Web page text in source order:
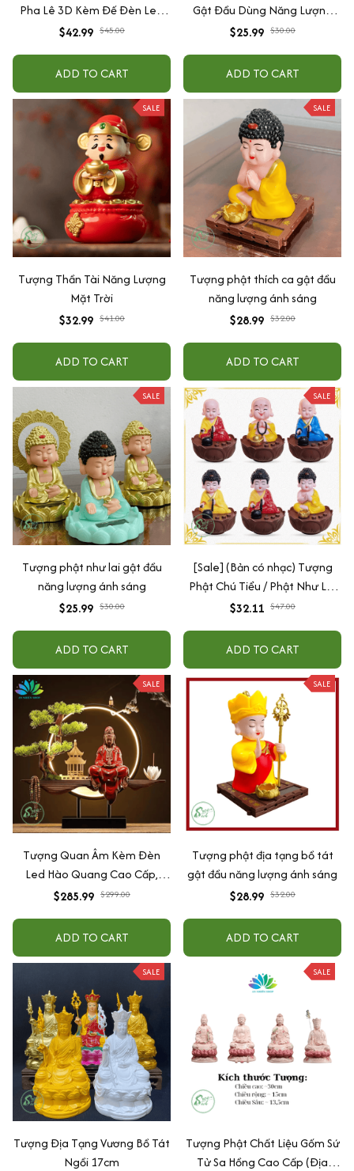
Pha Lê 3D Kèm Đế Đèn Led
(Tượng Địa Tạng, Tượng A Di
Quan Âm, Tượng Dược Sư)
$42.99 $45.00
ADD TO CART
Gật Đầu Dùng Năng Lượng
Ánh Sáng
$25.99 $30.00
ADD TO CART
SALE
Tượng Thần Tài Năng Lượng
Mặt Trời
$32.99 $41.00
ADD TO CART
SALE
Tượng phật thích ca gật đầu
năng lượng ánh sáng
$28.99 $32.00
ADD TO CART
SALE
Tượng phật như lai gật đầu
năng lượng ánh sáng
$25.99 $30.00
ADD TO CART
SALE
[Sale] (Bản có nhạc) Tượng
Phật Chú Tiểu / Phật Như Lai
Gõ Mõ Tụng Kinh Có 6 Bài
$32.11 $47.00
ADD TO CART
SALE
Tượng Quan Âm Kèm Đèn
Led Hào Quang Cao Cấp,
Thác Khói Trầm Hương Cây
$285.99 $299.00
ADD TO CART
SALE
Tượng phật địa tạng bồ tát
gật đầu năng lượng ánh sáng
$28.99 $32.00
ADD TO CART
SALE
Tượng Địa Tạng Vương Bồ Tát
Ngồi 17cm
SALE
Tượng Phật Chất Liệu Gốm Sứ
Tử Sa Hồng Cao Cấp (Địa